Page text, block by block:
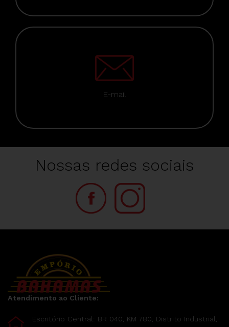
E-mail
Nossas redes sociais
Atendimento ao Cliente:
Escritório Central: BR 040, KM 780, Distrito Industrial,